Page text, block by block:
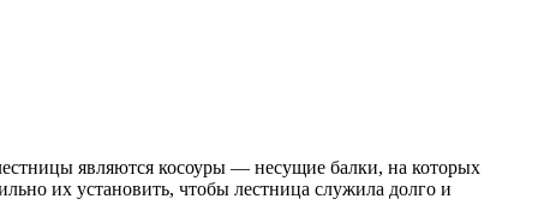
являются косоуры — несущие балки, на которых
их установить, чтобы лестница служила долго и